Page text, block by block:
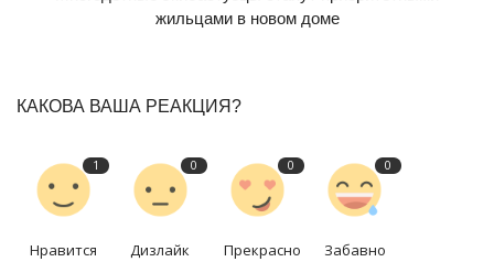
жильцами в новом доме
КАКОВА ВАША РЕАКЦИЯ?
1
Нравится
0
Дизлайк
0
Прекрасно
0
Забавно